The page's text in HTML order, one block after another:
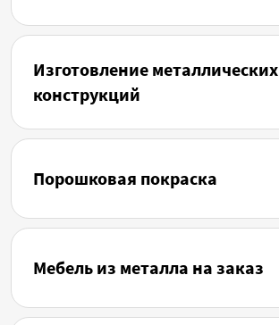
Изготовление металлических
конструкций
Порошковая покраска
Мебель из металла на заказ